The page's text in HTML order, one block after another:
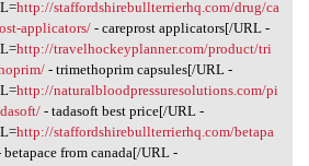
http://staffordshirebullterrierhq.com/drug/ca
applicators/- careprost applicators[/URL -
http://travelhockeyplanner.com/product/tri
- trimethoprim capsules[/URL -
http://naturalbloodpressuresolutions.com/pi
- tadasoft best price[/URL -
http://staffordshirebullterrierhq.com/betapa
from canada[/URL -